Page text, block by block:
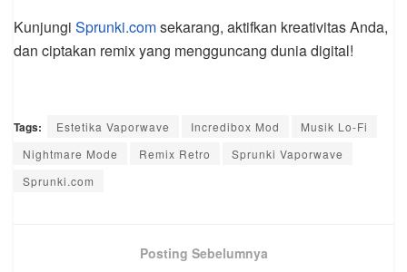
Kunjungi Sprunki.comsekarang, aktifkan kreativitas Anda,
dan ciptakan remix yang mengguncang dunia digital!
Tags: Estetika Vaporwave Incredibox Mod
Musik Lo-Fi
Nightmare Mode
Remix Retro
Sprunki Vaporwave
Sprunki.com
Posting Sebelumnya